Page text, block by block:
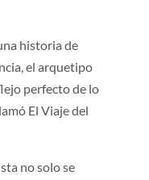
historia de
el arquetipo
perfecto de lo
El Viaje del
no solo se